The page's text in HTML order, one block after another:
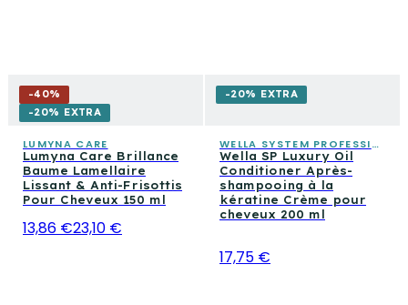
-40%
-20% EXTRA
LUMYNA CARE
Lumyna Care Brillance
Baume Lamellaire
Lissant & Anti-Frisottis
Pour Cheveux 150 ml
13,86 €23,10 €
-20% EXTRA
WELLA SYSTEM PROFESSIONAL
Wella SP Luxury Oil
Conditioner Après-
shampooing à la
kératine Crème pour
cheveux 200 ml
17,75 €